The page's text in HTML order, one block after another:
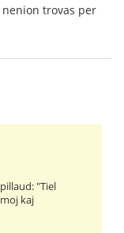
trovas per
"Tiel
kaj